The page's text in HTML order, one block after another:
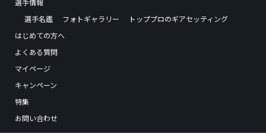
選手情報
選手名鑑
フォトギャラリー
トッププロのギアセッティング
はじめての方へ
よくある質問
マイページ
キャンペーン
特集
お問い合わせ